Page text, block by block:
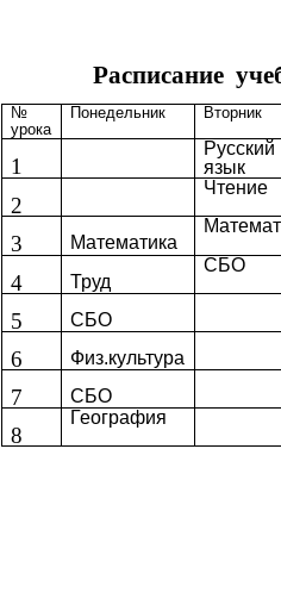
Расписание
№
урока
Понедельник Вторник
1
Русский
язык
2
Чтение
3 Математика
4 Труд
СБО
5 СБО
6 Физ.культура
7 СБО
8
География